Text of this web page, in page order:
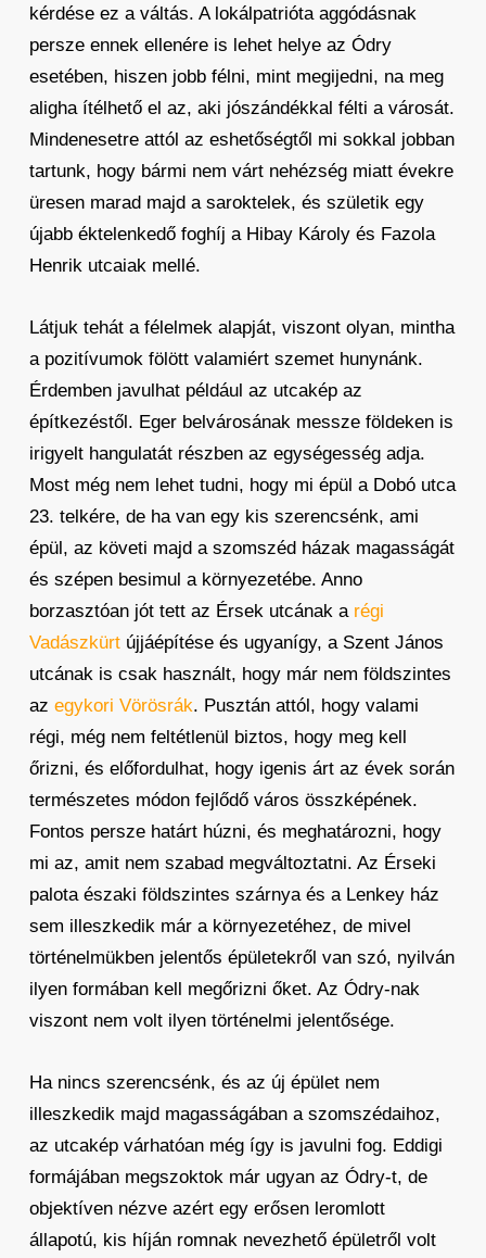
kérdése ez a váltás. A lokálpatrióta aggódásnak
persze ennek ellenére is lehet helye az Ódry
esetében, hiszen jobb félni, mint megijedni, na meg
aligha ítélhető el az, aki jószándékkal félti a városát.
Mindenesetre attól az eshetőségtől mi sokkal jobban
tartunk, hogy bármi nem várt nehézség miatt évekre
üresen marad majd a saroktelek, és születik egy
újabb éktelenkedő foghíj a Hibay Károly és Fazola
Henrik utcaiak mellé.
Látjuk tehát a félelmek alapját, viszont olyan, mintha
a pozitívumok fölött valamiért szemet hunynánk.
Érdemben javulhat például az utcakép az
építkezéstől. Eger belvárosának messze földeken is
irigyelt hangulatát részben az egységesség adja.
Most még nem lehet tudni, hogy mi épül a Dobó utca
23. telkére, de ha van egy kis szerencsénk, ami
épül, az követi majd a szomszéd házak magasságát
és szépen besimul a környezetébe. Anno
borzasztóan jót tett az Érsek utcának a régi
Vadászkürtújjáépítése és ugyanígy, a Szent János
utcának is csak használt, hogy már nem földszintes
az egykori Vörösrák. Pusztán attól, hogy valami
régi, még nem feltétlenül biztos, hogy meg kell
őrizni, és előfordulhat, hogy igenis árt az évek során
természetes módon fejlődő város összképének.
Fontos persze határt húzni, és meghatározni, hogy
mi az, amit nem szabad megváltoztatni. Az Érseki
palota északi földszintes szárnya és a Lenkey ház
sem illeszkedik már a környezetéhez, de mivel
történelmükben jelentős épületekről van szó, nyilván
ilyen formában kell megőrizni őket. Az Ódry-nak
viszont nem volt ilyen történelmi jelentősége.
Ha nincs szerencsénk, és az új épület nem
illeszkedik majd magasságában a szomszédaihoz,
az utcakép várhatóan még így is javulni fog. Eddigi
formájában megszoktok már ugyan az Ódry-t, de
objektíven nézve azért egy erősen leromlott
állapotú, kis híján romnak nevezhető épületről volt